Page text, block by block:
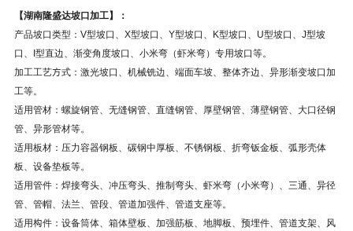
【湖南隆盛达坡口加工】：
产品坡口类型：V型坡口、X型坡口、Y型坡口、K型坡口、U型坡口、J型坡
口、I型直边、渐变角度坡口、小米弯（虾米弯）专用坡口等。
加工工艺方式：激光坡口、机械铣边、端面车坡、整体齐边、异形渐变坡口加
工等。
适用管材：螺旋钢管、无缝钢管、直缝钢管、厚壁钢管、薄壁钢管、大口径钢
管、异形管材等。
适用板材：压力容器钢板、碳钢中厚板、不锈钢板、折弯钣金板、弧形壳体
板、设备垫板等。
适用管件：焊接弯头、冲压弯头、推制弯头、虾米弯（小米弯）、三通、异径
管、管帽、法兰、管段、管道加强件、管道支座等。
适用构件：设备筒体、箱体壁板、加强筋板、地脚板、预埋件、管道支架、风